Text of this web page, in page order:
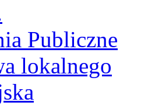
Publiczne
lokalnego